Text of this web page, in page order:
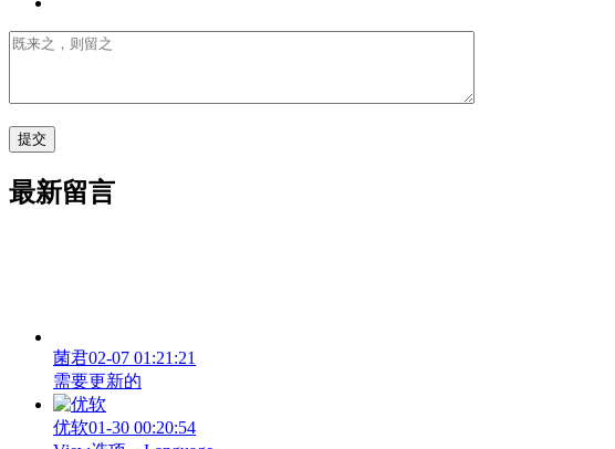
最新留言
菌君02-07 01:21:21
需要更新的
优软01-30 00:20:54